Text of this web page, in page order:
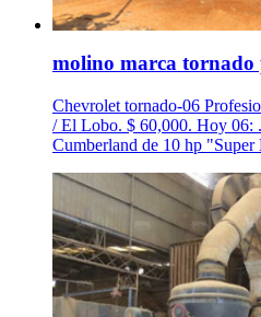
molino marca tornado
Chevrolet tornado-06
/ El Lobo. $ 60,000. Hoy 06:
Cumberland de 10 hp "Super